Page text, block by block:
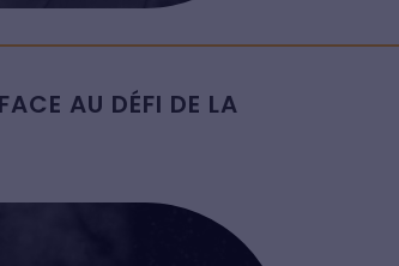
AU DÉFI DE LA